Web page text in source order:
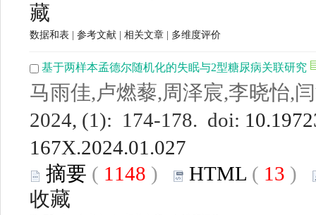
藏
数据和表 参考文献 相关文章 多维度评价
基于两样本孟德尔随机化的失眠与2型糖尿病关联研究
马雨佳,卢燃藜,周泽宸,李晓怡,
2024, (1): 174-178. doi:
167X.2024.01.027
摘要 ( 1148 ) HTML ( 13 )
收藏